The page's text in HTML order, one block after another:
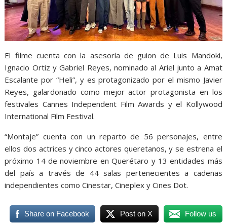
El filme cuentacon la asesoría de guion de Luis Mandoki,
Ignacio Ortiz y Gabriel Reyes,nominado al Ariel junto a Amat
Escalante por“Heli”, y esprotagonizado por el mismo Javier
Reyes, galardonado como mejor actor protagonista en los
festivales Cannes Independent Film Awards y el Kollywood
International Film Festival.
“Montaje” cuenta con un reparto de 56 personajes, entre
ellos dos actrices y cinco actores queretanos,yse estrena el
próximo 14 de noviembre en Querétaro y 13 entidades más
del país a través de 44 salas pertenecientes a cadenas
independientes como Cinestar, Cineplex y Cines Dot.
Share on Facebook Post on X Follow us